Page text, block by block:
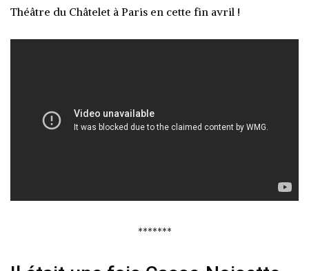
Théâtre du Châtelet à Paris en cette fin avril !
*******